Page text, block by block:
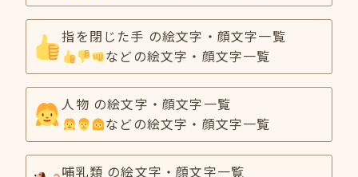
指を閉じた手 の絵文字・顔文字一覧
などの絵文字・顔文字一覧
人物 の絵文字・顔文字一覧
などの絵文字・顔文字一覧
哺乳類 の絵文字・顔文字一覧